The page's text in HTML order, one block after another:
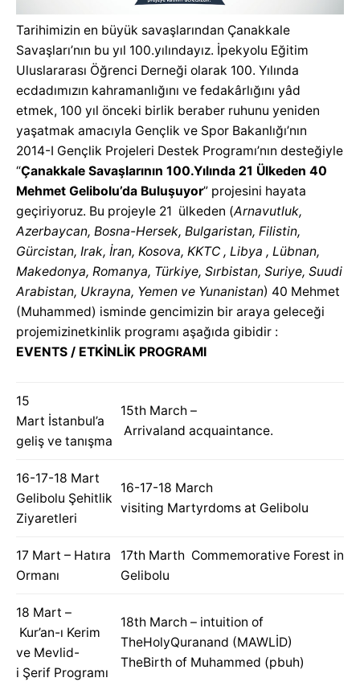
Tarihimizin en büyük savaşlarından Çanakkale
Savaşları’nın bu yıl 100.yılındayız. İpekyolu Eğitim
Uluslararası Öğrenci Derneği olarak 100. Yılında
ecdadımızın kahramanlığını ve fedakârlığını yâd
etmek, 100 yıl önceki birlik beraber ruhunu yeniden
yaşatmak amacıyla Gençlik ve Spor Bakanlığı’nın
2014-I Gençlik Projeleri Destek Programı’nın desteğiyle
“Çanakkale Savaşlarının 100.Yılında 21 Ülkeden 40
Mehmet Gelibolu’da Buluşuyor” projesini hayata
geçiriyoruz. Bu projeyle 21 ülkeden (Arnavutluk,
Azerbaycan, Bosna-Hersek, Bulgaristan, Filistin,
Gürcistan, Irak, İran, Kosova, KKTC , Libya , Lübnan,
Makedonya, Romanya, Türkiye, Sırbistan, Suriye, Suudi
Arabistan, Ukrayna, Yemen ve Yunanistan) 40 Mehmet
(Muhammed) isminde gencimizin bir araya geleceği
projemizinetkinlik programı aşağıda gibidir :
EVENTS / ETKİNLİK PROGRAMI
15
Mart İstanbul’a
geliş ve tanışma
15th March –
Arrivaland acquaintance.
16-17-18 Mart
Gelibolu Şehitlik
Ziyaretleri
16-17-18 March
visiting Martyrdoms at Gelibolu
17 Mart – Hatıra
Ormanı
17th Marth Commemorative Forest in
Gelibolu
18 Mart –
Kur’an-ı Kerim
ve Mevlid-
i Şerif Programı
18th March – intuition of
TheHolyQuranand (MAWLİD)
TheBirth of Muhammed (pbuh)